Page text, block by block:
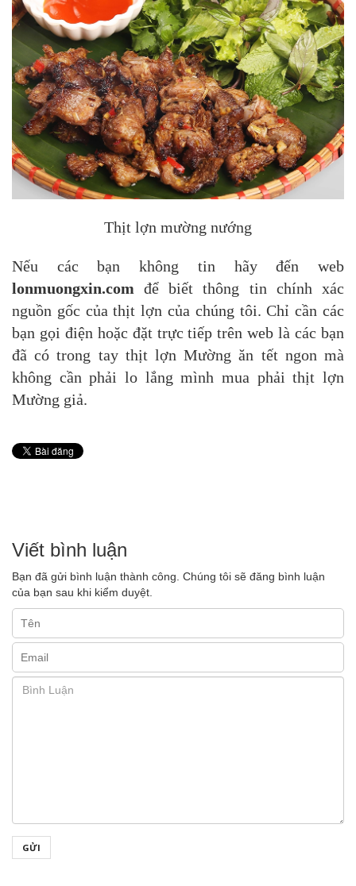
Thịt lợn mường nướng
Nếu các bạn không tin hãy đến web
lonmuongxin.com để biết thông tin chính xác
nguồn gốc của thịt lợn của chúng tôi. Chỉ cần các
bạn gọi điện hoặc đặt trực tiếp trên web là các bạn
đã có trong tay thịt lợn Mường ăn tết ngon mà
không cần phải lo lắng mình mua phải thịt lợn
Mường giả.
Viết bình luận
Bạn đã gửi bình luận thành công. Chúng tôi sẽ đăng bình luận
của bạn sau khi kiểm duyệt.
GỬI